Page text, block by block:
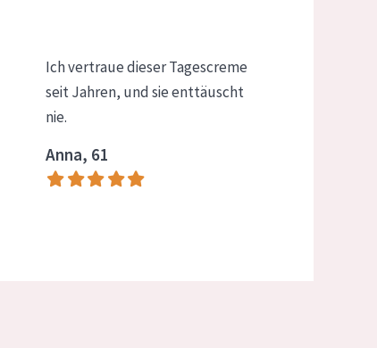
Ich vertraue dieser Tagescreme
seit Jahren, und sie enttäuscht
nie.
Anna, 61